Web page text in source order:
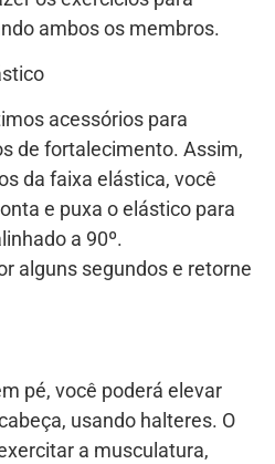
ambos os membros.
acessórios para
de fortalecimento. Assim,
da faixa elástica, você
e puxa o elástico para
a 90º.
alguns segundos e retorne
pé, você poderá elevar
usando halteres. O
a musculatura,